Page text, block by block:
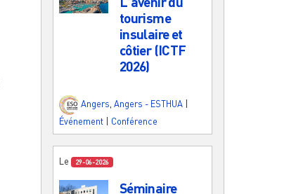
tourisme
insulaire et
côtier (ICTF
2026)
Angers Angers - ESTHUA
Événement
Conférence
Le 29-06-2026
Séminaire